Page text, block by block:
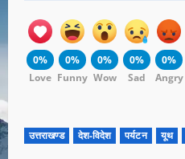
0%
Love
0%
Funny
0%
Wow
0%
Sad
0%
Angry
उत्तराखण्ड देश-विदेश पर्यटन यूथ